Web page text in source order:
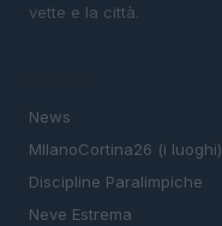
vette e la città.
News
MIlanoCortina26 (i luoghi)
Discipline Paralimpiche
Neve Estrema